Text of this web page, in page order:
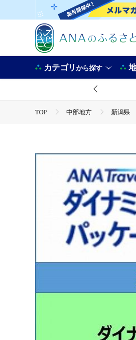
カテゴリから探す
TOP 中部地方 新潟県